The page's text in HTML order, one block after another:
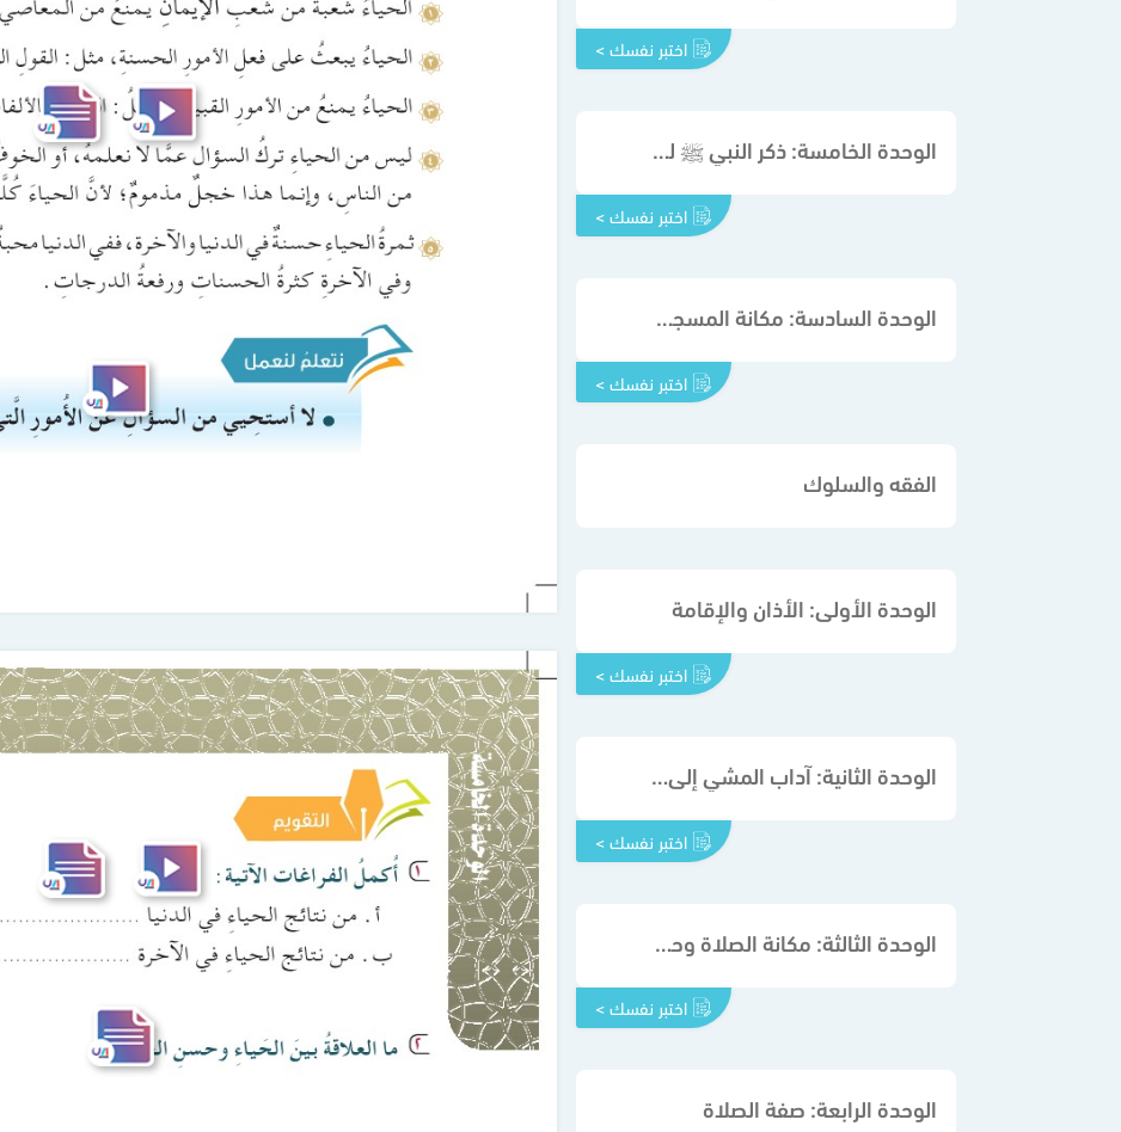
اختبر نفسك >
الوحدة الخامسة: ذكر النبي ﷺ لربه
اختبر نفسك >
الوحدة السادسة: مكانة المسجد عند النبي ﷺ
اختبر نفسك >
الفقه والسلوك
الوحدة الأولى: الأذان والإقامة
اختبر نفسك >
الوحدة الثانية: آداب المشي إلى الصلاة وانتظارها
اختبر نفسك >
الوحدة الثالثة: مكانة الصلاة وحكمها
اختبر نفسك >
الوحدة الرابعة: صفة الصلاة